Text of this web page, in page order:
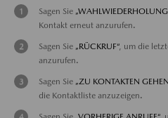
Sagen Sie
Kontakt erneut anzurufen.
Sagen Sie „RÜCKRUF“, um die
anzurufen.
Sagen Sie „ZU KONTAKTEN
die Kontaktliste anzuzeigen.